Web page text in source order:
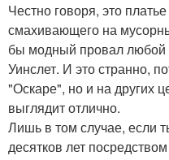
Честно говоря, это
смахивающего на
бы модный провал любой
Уинслет. И это странно,
"Оскаре", но и на других
выглядит отлично.
Лишь в том случае, если
десятков лет